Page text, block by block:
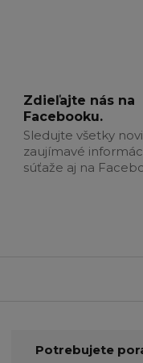
Zdieľajte nás na
Facebooku.
Sledujte všetky
zaujímavé
súťaže aj na
Potrebujete